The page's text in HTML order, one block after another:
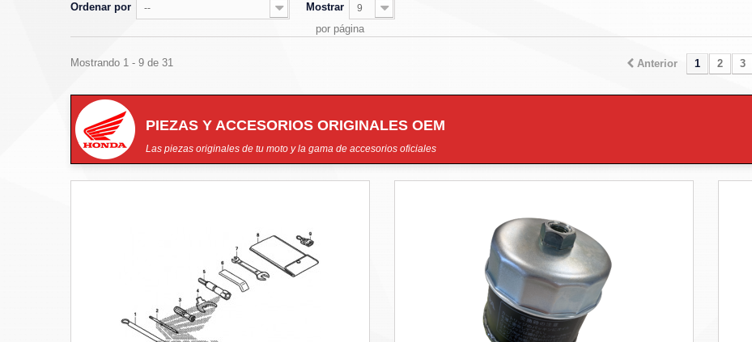
Ordenar por -- Mostrar 9
por página
Anterior 1 2 3
Mostrando 1 - 9 de 31
PIEZAS Y ACCESORIOS ORIGINALES OEM
Las piezas originales de tu moto y la gama de accesorios oficiales